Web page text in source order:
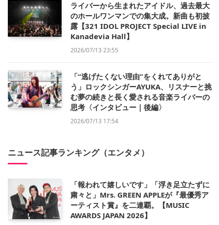
ライバーから生まれたアイドル、過去最大
のホールワンマンでの集大成。新曲も初披
露【321 IDOL PROJECT Special LIVE in
Kanadevia Hall】
2026/07/13 23:55
「“逃げたくない理由”をくれてありがと
う」ロックシンガーAYUKA、リスナーと挑
む夢の続きと長く愛される音楽ライバーの
思考〈インタビュー｜後編〉
2026/07/13 17:54
ニュース記事ランキング（エンタメ）
「報われて嬉しいです」「浮き足立たずに
粛々と」Mrs. GREEN APPLEが『最優秀ア
ーティスト賞』を二連覇。【MUSIC
AWARDS JAPAN 2026】